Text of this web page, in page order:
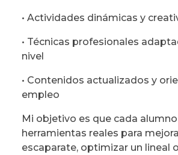
• Actividades dinámicas y
• Técnicas profesionales
nivel
• Contenidos actualizados y
empleo
Mi objetivo es que cada
herramientas reales para
escaparate, optimizar un lineal